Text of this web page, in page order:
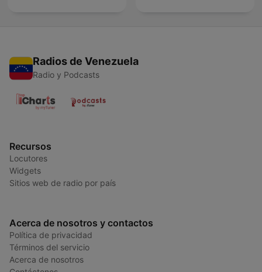
Radios de Venezuela
Radio y Podcasts
Recursos
Locutores
Widgets
Sitios web de radio por país
Acerca de nosotros y contactos
Política de privacidad
Términos del servicio
Acerca de nosotros